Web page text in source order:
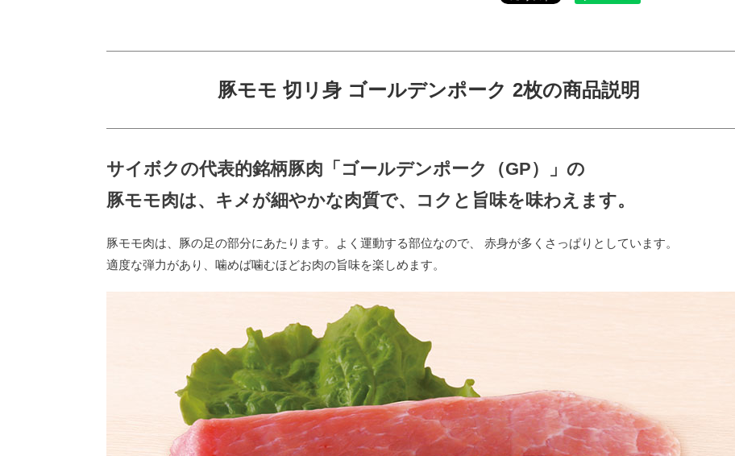
豚モモ 切リ身 ゴールデンポーク 2枚の商品説明
サイボクの代表的銘柄豚肉「ゴールデンポーク（GP）」の
豚モモ肉は、キメが細やかな肉質で、コクと旨味を味わえます。
豚モモ肉は、豚の足の部分にあたります。よく運動する部位なので、 赤身が多くさっぱりとしています。
適度な弾力があり、噛めば噛むほどお肉の旨味を楽しめます。